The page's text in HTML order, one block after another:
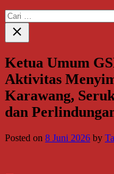
Cari
untuk:
Close
search
Ketua Umum
Aktivitas
Karawang,
dan
Posted on 8 Juni 2026 by